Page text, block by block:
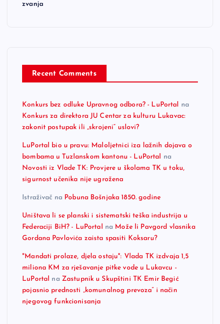
zvanja
Recent Comments
Konkurs bez odluke Upravnog odbora? - LuPortal na
Konkurs za direktora JU Centar za kulturu Lukavac:
zakonit postupak ili „skrojeni“ uslovi?
LuPortal bio u pravu: Maloljetnici iza lažnih dojava o
bombama u Tuzlanskom kantonu - LuPortal na
Novosti iz Vlade TK: Provjere u školama TK u toku,
sigurnost učenika nije ugrožena
Istraživač na Pobuna Bošnjaka 1850. godine
Uništava li se planski i sistematski teška industrija u
Federaciji BiH? - LuPortal na Može li Pavgord vlasnika
Gordana Pavlovića zaista spasiti Koksaru?
"Mandati prolaze, djela ostaju": Vlada TK izdvaja 1,5
miliona KM za rješavanje pitke vode u Lukavcu -
LuPortal na Zastupnik u Skupštini TK Emir Begić
pojasnio prednosti „komunalnog prevoza“ i način
njegovog funkcionisanja